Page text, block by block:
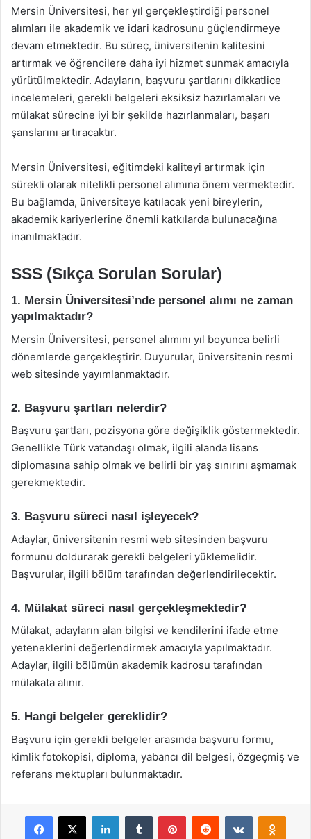
Mersin Üniversitesi, her yıl gerçekleştirdiği personel
alımları ile akademik ve idari kadrosunu güçlendirmeye
devam etmektedir. Bu süreç, üniversitenin kalitesini
artırmak ve öğrencilere daha iyi hizmet sunmak amacıyla
yürütülmektedir. Adayların, başvuru şartlarını dikkatlice
incelemeleri, gerekli belgeleri eksiksiz hazırlamaları ve
mülakat sürecine iyi bir şekilde hazırlanmaları, başarı
şanslarını artıracaktır.
Mersin Üniversitesi, eğitimdeki kaliteyi artırmak için
sürekli olarak nitelikli personel alımına önem vermektedir.
Bu bağlamda, üniversiteye katılacak yeni bireylerin,
akademik kariyerlerine önemli katkılarda bulunacağına
inanılmaktadır.
SSS (Sıkça Sorulan Sorular)
1. Mersin Üniversitesi’nde personel alımı ne zaman
yapılmaktadır?
Mersin Üniversitesi, personel alımını yıl boyunca belirli
dönemlerde gerçekleştirir. Duyurular, üniversitenin resmi
web sitesinde yayımlanmaktadır.
2. Başvuru şartları nelerdir?
Başvuru şartları, pozisyona göre değişiklik göstermektedir.
Genellikle Türk vatandaşı olmak, ilgili alanda lisans
diplomasına sahip olmak ve belirli bir yaş sınırını aşmamak
gerekmektedir.
3. Başvuru süreci nasıl işleyecek?
Adaylar, üniversitenin resmi web sitesinden başvuru
formunu doldurarak gerekli belgeleri yüklemelidir.
Başvurular, ilgili bölüm tarafından değerlendirilecektir.
4. Mülakat süreci nasıl gerçekleşmektedir?
Mülakat, adayların alan bilgisi ve kendilerini ifade etme
yeteneklerini değerlendirmek amacıyla yapılmaktadır.
Adaylar, ilgili bölümün akademik kadrosu tarafından
mülakata alınır.
5. Hangi belgeler gereklidir?
Başvuru için gerekli belgeler arasında başvuru formu,
kimlik fotokopisi, diploma, yabancı dil belgesi, özgeçmiş ve
referans mektupları bulunmaktadır.
Facebook
X LinkedInTumblr PinterestReddit VKontakte